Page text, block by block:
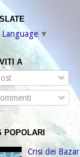
Language ▼
A
POPOLARI
Crisi dei Bazar